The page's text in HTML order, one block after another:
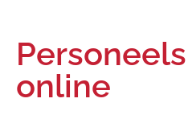
online